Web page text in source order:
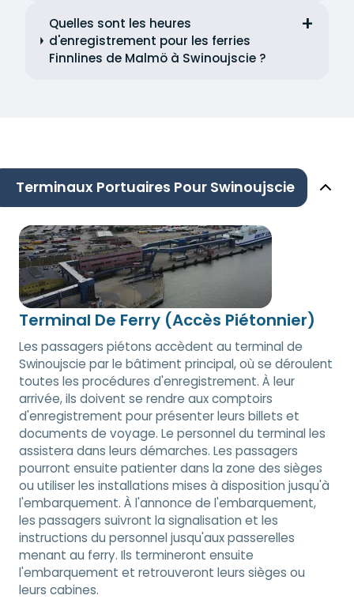
Quelles sont les heures
d'enregistrement pour les ferries
Finnlines de Malmö à Swinoujscie ?
Terminaux Portuaires Pour Swinoujscie
Terminal De Ferry (Accès Piétonnier)
Les passagers piétons accèdent au terminal de
Swinoujscie par le bâtiment principal, où se déroulent
toutes les procédures d'enregistrement. À leur
arrivée, ils doivent se rendre aux comptoirs
d'enregistrement pour présenter leurs billets et
documents de voyage. Le personnel du terminal les
assistera dans leurs démarches. Les passagers
pourront ensuite patienter dans la zone des sièges
ou utiliser les installations mises à disposition jusqu'à
l'embarquement. À l'annonce de l'embarquement,
les passagers suivront la signalisation et les
instructions du personnel jusqu'aux passerelles
menant au ferry. Ils termineront ensuite
l'embarquement et retrouveront leurs sièges ou
leurs cabines.